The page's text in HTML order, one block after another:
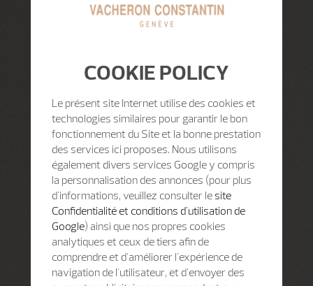
COOKIE POLICY
Le présent site Internet utilise des cookies et
technologies similaires pour garantir le bon
fonctionnement du Site et la bonne prestation
des services ici proposes. Nous utilisons
également divers services Google y compris
la personnalisation des annonces (pour plus
d'informations, veuillez consulter le site
Confidentialité et conditions d'utilisation de
Google) ainsi que nos propres cookies
analytiques et ceux de tiers afin de
comprendre et d'améliorer l'expérience de
navigation de l'utilisateur, et d'envoyer des